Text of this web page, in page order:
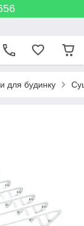
для будинку